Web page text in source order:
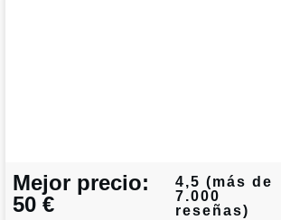
Mejor precio:
50 €
4,5 (más de
7.000
reseñas)